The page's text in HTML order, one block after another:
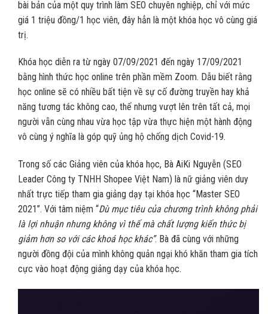
bài bản của một quy trình làm SEO chuyên nghiệp, chỉ với mức
giá 1 triệu đồng/1 học viên, đây hẳn là một khóa học vô cùng giá
trị.
Khóa học diễn ra từ ngày 07/09/2021 đến ngày 17/09/2021
bằng hình thức học online trên phần mềm Zoom. Dẫu biết rằng
học online sẽ có nhiều bất tiện về sự cố đường truyền hay khả
năng tương tác không cao, thế nhưng vượt lên trên tất cả, mọi
người vẫn cùng nhau vừa học tập vừa thực hiện một hành động
vô cùng ý nghĩa là góp quỹ ủng hộ chống dịch Covid-19.
Trong số các Giảng viên của khóa học, Bà AiKi Nguyễn (SEO
Leader Công ty TNHH Shopee Việt Nam) là nữ giảng viên duy
nhất trực tiếp tham gia giảng dạy tại khóa học “Master SEO
2021”. Với tâm niệm “Dù mục tiêu của chương trình không phải
là lợi nhuận nhưng không vì thế mà chất lượng kiến thức bị
giảm hơn so với các khoá học khác”. Bà đã cùng với những
người đồng đội của mình không quản ngại khó khăn tham gia tích
cực vào hoạt động giảng dạy của khóa học.